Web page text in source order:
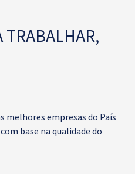
TRABALHAR,
melhores empresas do País
base na qualidade do